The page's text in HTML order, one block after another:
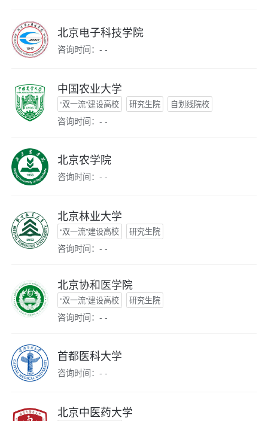
北京电子科技学院
咨询时间：- -
中国农业大学
“双一流”建设高校 研究生院 自划线院校
咨询时间：- -
北京农学院
咨询时间：- -
北京林业大学
“双一流”建设高校 研究生院
咨询时间：- -
北京协和医学院
“双一流”建设高校 研究生院
咨询时间：- -
首都医科大学
咨询时间：- -
北京中医药大学